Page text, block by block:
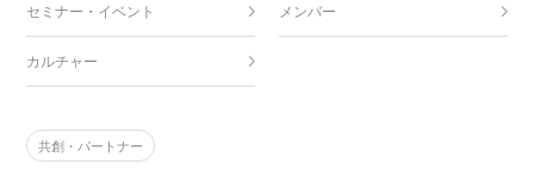
セミナー・イベント メンバー
カルチャー
共創・パートナー